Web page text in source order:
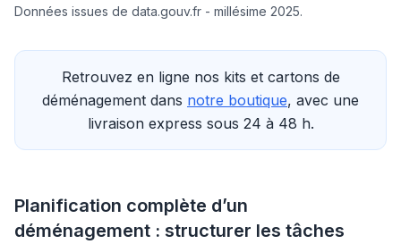
Données issues de data.gouv.fr - millésime 2025.
Retrouvez en ligne nos kits et cartons de
déménagement dans notre boutique, avec une
livraison express sous 24 à 48 h.
Planification complète d’un
déménagement : structurer les tâches